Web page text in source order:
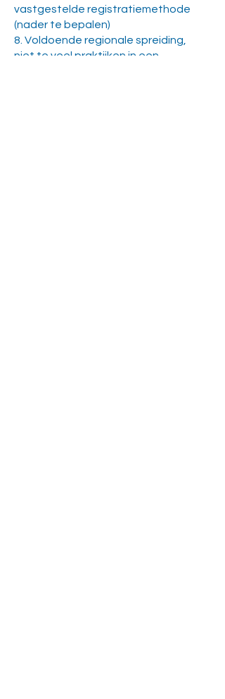
vastgestelde registratiemethode
(nader te bepalen)
8. Voldoende regionale spreiding,
niet te veel praktijken in een